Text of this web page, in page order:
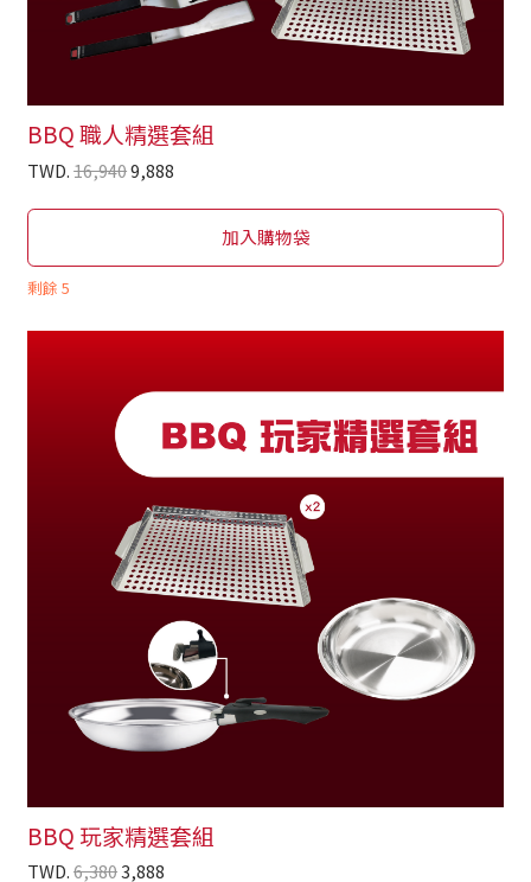
BBQ 職人精選套組
TWD.16,9409,888
加入購物袋
剩餘 5
BBQ 玩家精選套組
TWD.6,3803,888